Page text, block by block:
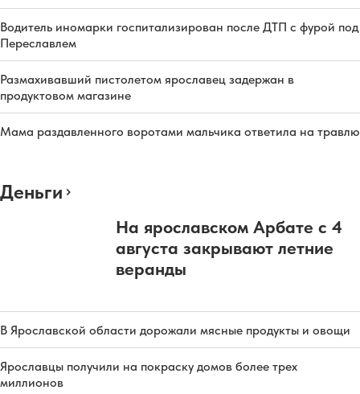
Водитель иномарки госпитализирован после ДТП с фурой под
Переславлем
Размахивавший пистолетом ярославец задержан в
продуктовом магазине
Мама раздавленного воротами мальчика ответила на травлю
Деньги
На ярославском Арбате с 4
августа закрывают летние
веранды
В Ярославской области дорожали мясные продукты и овощи
Ярославцы получили на покраску домов более трех
миллионов